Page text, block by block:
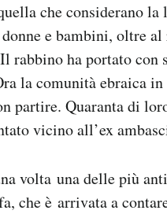
che considerano la
donne e bambini, oltre
rabbino ha portato
la comunità ebraica
partire. Quaranta di
vicino all’ex
volta una delle più
che è arrivata a